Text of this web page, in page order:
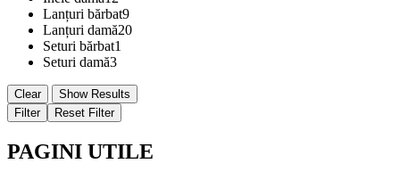
Lanțuri bărbat9
Lanțuri damă20
Seturi bărbat1
Seturi damă3
Clear
Show Results
Filter
Reset Filter
PAGINI UTILE